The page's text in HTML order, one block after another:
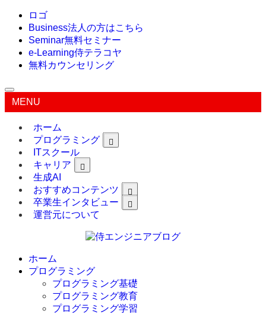
ロゴ
Business法人の方はこちら
Seminar無料セミナー
e-Learning侍テラコヤ
無料カウンセリング
MENU
ホーム
プログラミング
ITスクール
キャリア
生成AI
おすすめコンテンツ
卒業生インタビュー
運営元について
ホーム
プログラミング
プログラミング基礎
プログラミング教育
プログラミング学習